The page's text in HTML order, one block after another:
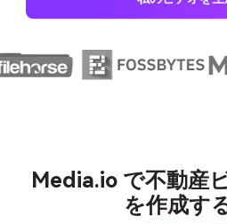
Media.io で不動産
を作成す